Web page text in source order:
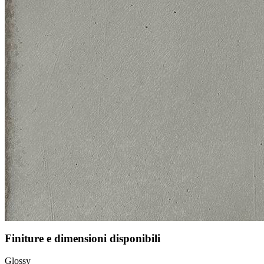
Finiture e dimensioni disponibili
Glossy